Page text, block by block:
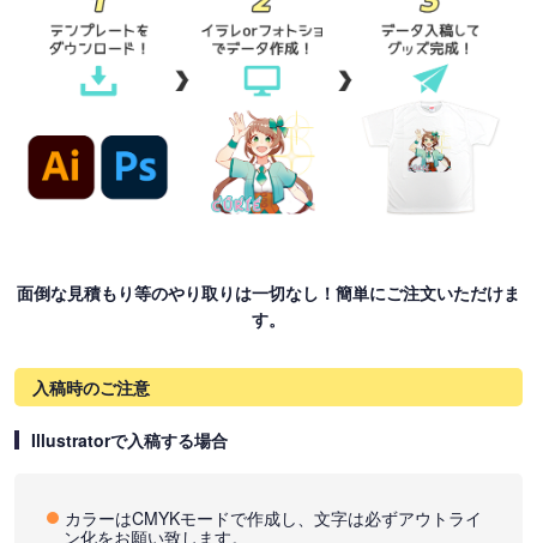
面倒な見積もり等のやり取りは一切なし！簡単にご注文いただけま
す。
入稿時のご注意
Illustratorで入稿する場合
カラーはCMYKモードで作成し、文字は必ずアウトライ
ン化をお願い致します。